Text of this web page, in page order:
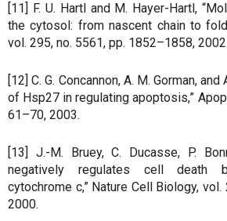
[11] F. U. Hartl and M. Hayer-Hartl,
the cytosol: from nascent chain to
vol. 295, no. 5561, pp. 1852–1858, 2002.
[12] C. G. Concannon, A. M. Gorman,
of Hsp27 in regulating apoptosis,”
61–70, 2003.
[13] J.-M. Bruey, C. Ducasse, P.
negatively regulates cell death
cytochrome c,” Nature Cell Biology,
2000.